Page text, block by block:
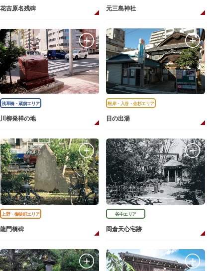
花吉原名残碑 元三島神社
浅草橋・蔵前エリア
川柳発祥の地
根岸・入谷・金杉エリア
日の出湯
上野・御徒町エリア
龍門橋碑
谷中エリア
岡倉天心宅跡